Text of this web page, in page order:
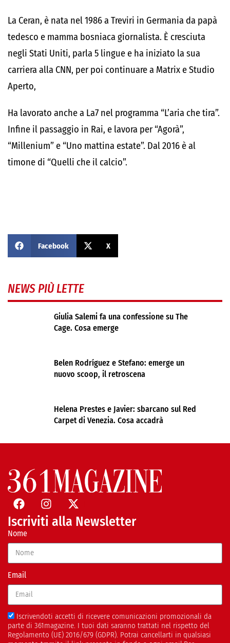
La Ceran, è nata nel 1986 a Treviri in Germania da papà
tedesco e mamma bosniaca giornalista. È cresciuta
negli Stati Uniti, parla 5 lingue e ha iniziato la sua
carriera alla CNN, per poi continuare a Matrix e Studio
Aperto,
Ha lavorato anche a La7 nel programma “L’aria che tira”.
Infine il passaggio in Rai, e lavora per “Agorà”,
“Millenium” e “Uno mattina estate”. Dal 2016 è al
timone di “Quelli che il calcio”.
Facebook X
NEWS PIÙ LETTE
Giulia Salemi fa una confessione su The
Cage. Cosa emerge
Belen Rodríguez e Stefano: emerge un
nuovo scoop, il retroscena
Helena Prestes e Javier: sbarcano sul Red
Carpet di Venezia. Cosa accadrà
Iscriviti alla Newsletter
Nome
Email
Iscrivendoti accetti di ricevere comunicazioni promozionali da
parte di 361magazine. I tuoi dati saranno trattati nel rispetto del
Regolamento (UE) 2016/679 (GDPR). Potrai cancellarti in qualsiasi